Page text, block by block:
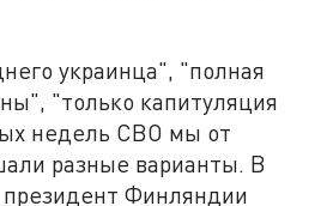
украинца", "полная
"только капитуляция
недель СВО мы от
разные варианты. В
президент Финляндии